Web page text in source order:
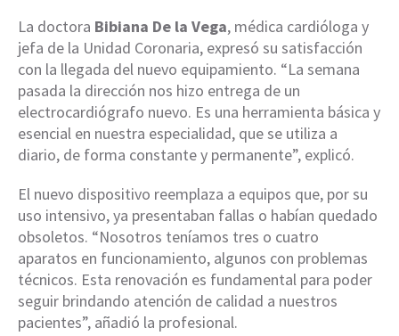
La doctora Bibiana De la Vega, médica cardióloga y
jefa de la Unidad Coronaria, expresó su satisfacción
con la llegada del nuevo equipamiento. “La semana
pasada la dirección nos hizo entrega de un
electrocardiógrafo nuevo. Es una herramienta básica y
esencial en nuestra especialidad, que se utiliza a
diario, de forma constante y permanente”, explicó.
El nuevo dispositivo reemplaza a equipos que, por su
uso intensivo, ya presentaban fallas o habían quedado
obsoletos. “Nosotros teníamos tres o cuatro
aparatos en funcionamiento, algunos con problemas
técnicos. Esta renovación es fundamental para poder
seguir brindando atención de calidad a nuestros
pacientes”, añadió la profesional.